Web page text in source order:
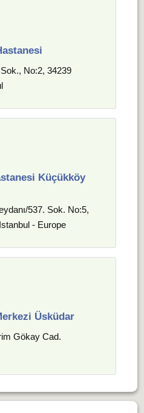
No:2, 34239
Küçükköy
537. Sok. No:5,
- Europe
Üsküdar
Gökay Cad.